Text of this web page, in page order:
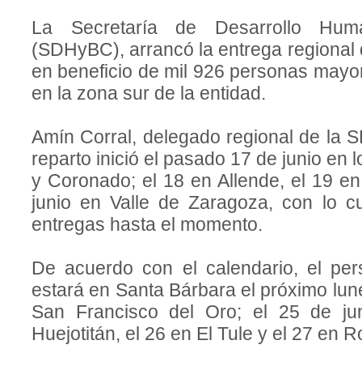
La Secretaría de Desarrollo
(SDHyBC), arrancó la entrega
en beneficio de mil 926 personas
en la zona sur de la entidad.
Amín Corral, delegado regional de la
reparto inició el pasado 17 de junio en
y Coronado; el 18 en Allende, el 19
junio en Valle de Zaragoza, con lo
entregas hasta el momento.
De acuerdo con el calendario, el
estará en Santa Bárbara el próximo
San Francisco del Oro; el 25 de
Huejotitán, el 26 en El Tule y el 27 en